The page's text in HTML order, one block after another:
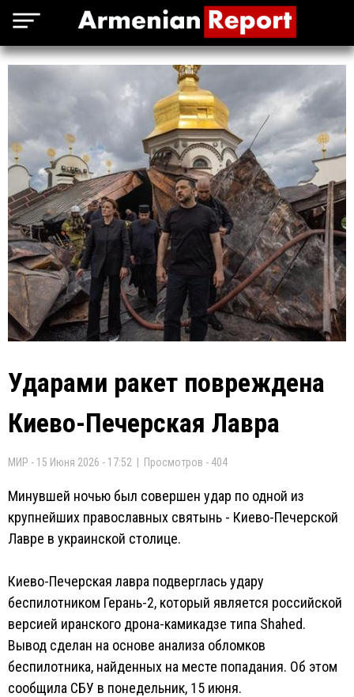
Ударами ракет повреждена
Киево-Печерская Лавра
МИР - 15 Июня 2026 - 17:52 | Просмотров - 404
Минувшей ночью был совершен удар по одной из
крупнейших православных святынь - Киево-Печерской
Лавре в украинской столице.
Киево-Печерская лавра подверглась удару
беспилотником Герань-2, который является российской
версией иранского дрона-камикадзе типа Shahed.
Вывод сделан на основе анализа обломков
беспилотника, найденных на месте попадания. Об этом
сообщила СБУ в понедельник, 15 июня.